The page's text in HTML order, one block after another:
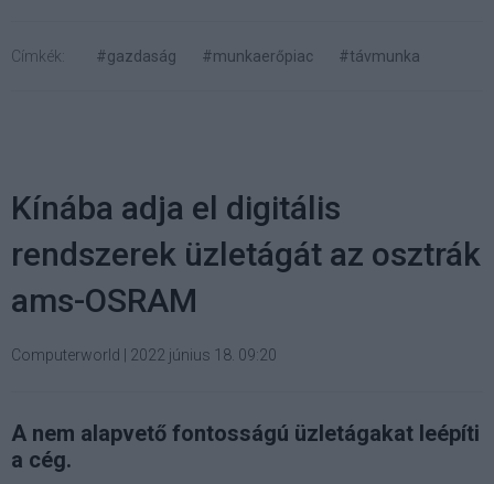
Címkék: #gazdaság #munkaerőpiac #távmunka
Kínába adja el digitális
rendszerek üzletágát az osztrák
ams-OSRAM
Computerworld 2022 június 18. 09:20
A nem alapvető fontosságú üzletágakat leépíti
a cég.